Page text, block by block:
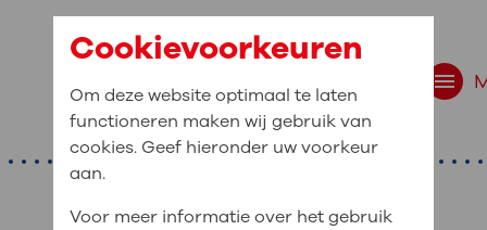
Cookievoorkeuren
Om deze website optimaal te laten
functioneren maken wij gebruik van
cookies. Geef hieronder uw voorkeur
aan.
Voor meer informatie over het gebruik